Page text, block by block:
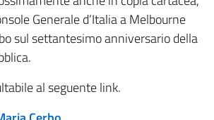
Generale d’Italia a Melbourne
sul settantesimo anniversario della
al seguente link.